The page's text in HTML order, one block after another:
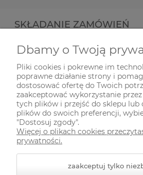
SKŁADANIE ZAMÓWIEŃ
INFORMACJE
ODWIEDŹ NAS NA
Dbamy o Twoją
Pliki cookies i pokrewne im
poprawne działanie strony i
dostosować ofertę do Twoich
zaakceptować wykorzystanie
tych plików i przejść do sklepu lub
plików do swoich preferencji,
"Dostosuj zgody".
Więcej o plikach cookies
prywatności.
zaakceptuj tylko